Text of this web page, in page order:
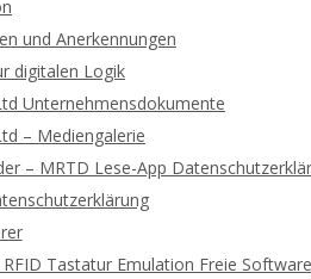
und Anerkennungen
digitalen Logik
Unternehmensdokumente
– Mediengalerie
– MRTD Lese-App
RFID Tastatur Emulation Freie Software